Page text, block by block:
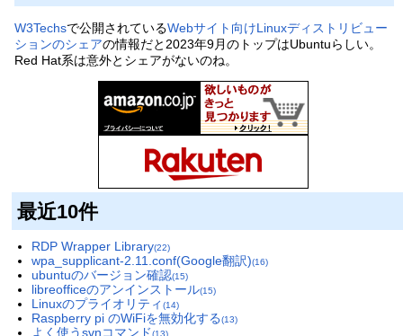
W3Techsで公開されているWebサイト向けLinuxディストリビュー
ションのシェアの情報だと2023年9月のトップはUbuntuらしい。
Red Hat系は意外とシェアがないのね。
最近10件
RDP Wrapper Library(22)
wpa_supplicant-2.11.conf(Google翻訳)(16)
ubuntuのバージョン確認(15)
libreofficeのアンインストール(15)
Linuxのプライオリティ (14)
Raspberry pi のWiFiを無効化する(13)
よく使うsvnコマンド(13)